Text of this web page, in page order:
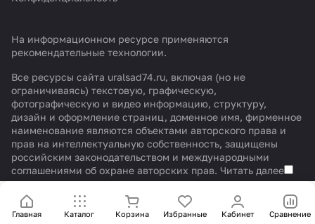
Главная Каталог Корзина Избранные Кабинет Сравнение
На информационном ресурсе применяются
рекомендательные технологии.
Все ресурсы сайта uralsad74.ru, включая (но не
ограничиваясь) текстовую, графическую,
фотографическую и видео информацию, структуру,
дизайн и оформление страниц, доменное имя, фирменное
наименование являются объектами авторского права и
прав на интеллектуальную собственность, защищены
российским законодательством и международными
соглашениями об охране авторских прав. Читать далее